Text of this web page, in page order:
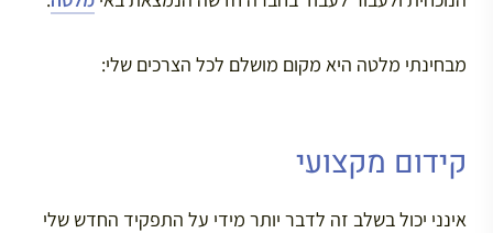
מבחינתי מלטה היא מקום מושלם לכל הצרכים שלי:
קידום מקצועי
אינני יכול בשלב זה לדבר יותר מידי על התפקיד החדש שלי